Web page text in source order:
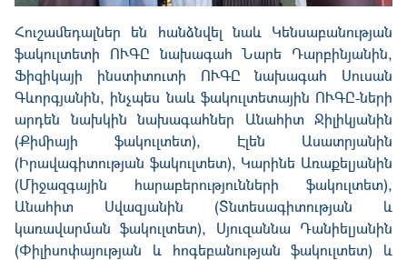
Հուշամեդալներ են հանձնվել նաև Կենսաբանության
ֆակուլտետի ՈՒԳԸ նախագահ Նարե Դարբինյանին,
Ֆիզիկայի ինստիտուտի ՈՒԳԸ նախագահ Սուսան
Գևորգյանին, ինչպես նաև ֆակուլտետային ՈՒԳԸ-ների
արդեն նախկին նախագահներ Անահիտ Ջիլիկյանին
(Քիմիայի ֆակուլտետ), Էլեն Ասատրյանին
(Իրավագիտության ֆակուլտետ), Կարինե Առաքելյանին
(Միջազգային հարաբերությունների ֆակուլտետ),
Անահիտ Սվազյանին (Տնտեսագիտության և
կառավարման ֆակուլտետ), Սյուզաննա Դանիելյանին
(Փիլիսոփայության և հոգեբանության ֆակուլտետ) և